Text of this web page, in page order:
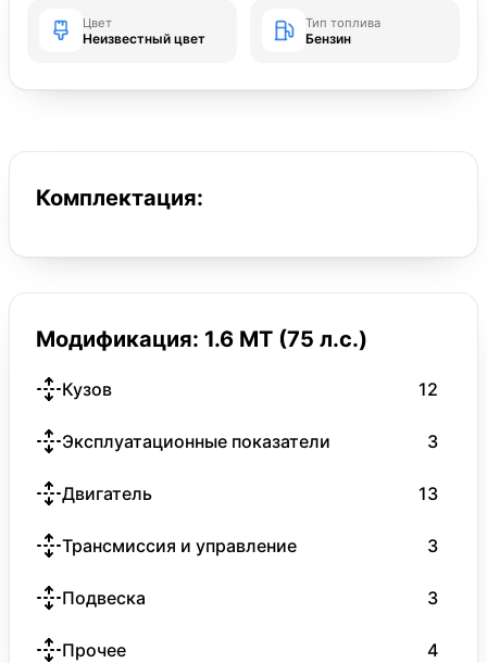
Цвет
Неизвестный цвет
Тип топлива
Бензин
Комплектация:
Модификация: 1.6 MT (75 л.с.)
Кузов 12
Эксплуатационные показатели 3
Двигатель 13
Трансмиссия и управление 3
Подвеска 3
Прочее 4